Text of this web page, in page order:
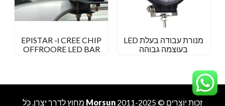
CREE CHIP ו- EPISTAR
OFFROORE LED BAR
מנורת עבודה בעלת LED
בעוצמה גבוהה
זְכוּת יְוֹצרִים © 2011-2025 Morsun מחוץ לדרך יַצרָן. כֹּל